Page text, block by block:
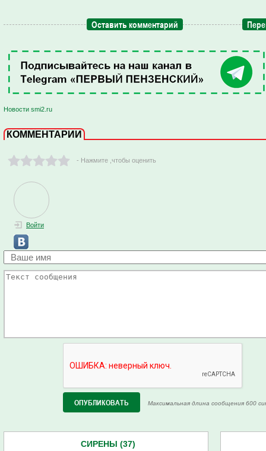
Оставить комментарий
Новости smi2.ru
КОММЕНТАРИИ
- Нажмите ,чтобы оценить
Войти
Максимальная длина сообщения 600
СИРЕНЫ (37)